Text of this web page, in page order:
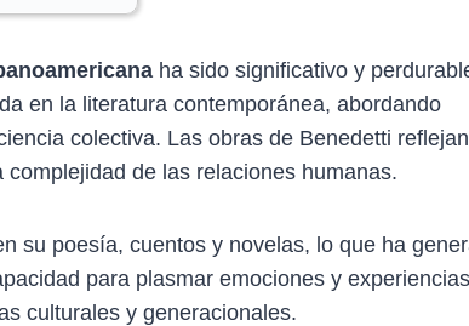
ha sido significativo y
en la literatura contemporánea, abordando
colectiva. Las obras de Benedetti
de las relaciones humanas.
su poesía, cuentos y novelas, lo que ha
para plasmar emociones y experiencias
culturales y generacionales.